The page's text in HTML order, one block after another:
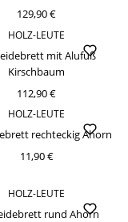
129,90 €
HOLZ-LEUTE
mit Alufuß
Kirschbaum
112,90 €
HOLZ-LEUTE
rechteckig Ahorn
11,90 €
HOLZ-LEUTE
rund Ahorn